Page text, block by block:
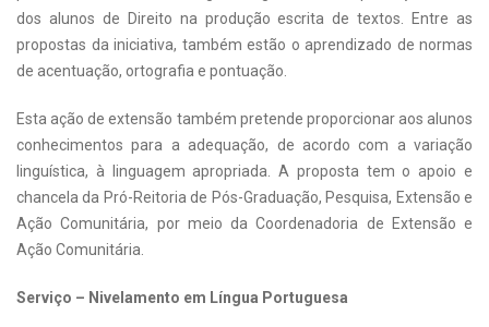
dos alunos de Direito na produção escrita de textos. Entre as
propostas da iniciativa, também estão o aprendizado de normas
de acentuação, ortografia e pontuação.
Esta ação de extensão também pretende proporcionar aos alunos
conhecimentos para a adequação, de acordo com a variação
linguística, à linguagem apropriada. A proposta tem o apoio e
chancela da Pró-Reitoria de Pós-Graduação, Pesquisa, Extensão e
Ação Comunitária, por meio da Coordenadoria de Extensão e
Ação Comunitária.
Serviço – Nivelamento em Língua Portuguesa